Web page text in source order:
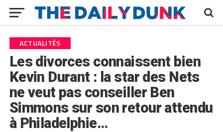
ACTUALITÉS
Les divorces connaissent bien
Kevin Durant : la star des Nets
ne veut pas conseiller Ben
Simmons sur son retour attendu
à Philadelphie…